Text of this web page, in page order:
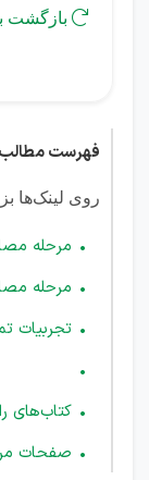
 بازگشت
فهرست
روی لینک‌ها
مرحله
مرحله
تجربیات
کتاب‌های
صفحات